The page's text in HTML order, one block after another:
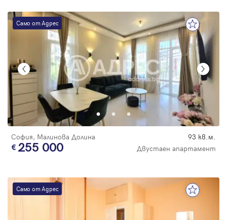
Само от Адрес
София, Малинова Долина 93 кв.м.
255 000 Двустаен апартамент
Само от Адрес